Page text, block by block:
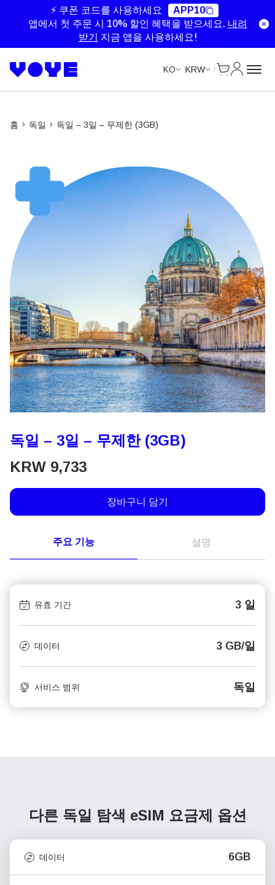
⚡ 쿠폰 코드를 사용하세요
APP10
앱에서 첫 주문 시 10% 할인 혜택을 받으세요. 내려
받기
지금 앱을 사용하세요!
KO KRW
홈 독일 독일 – 3일 – 무제한 (3GB)
독일 – 3일 – 무제한 (3GB)
KRW 9,733
장바구니 담기
주요 기능 설명
유효 기간 3 일
데이터 3 GB/일
서비스 범위 독일
다른 독일 탐색 eSIM 요금제 옵션
데이터 6GB
Unlimited Data
Unlimited Data